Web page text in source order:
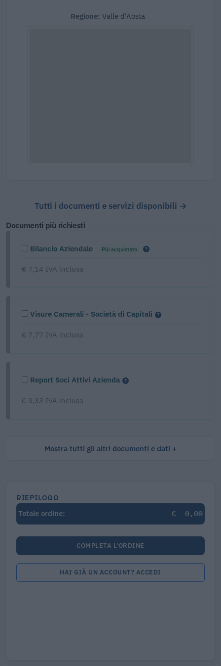
Regione: Valle d'Aosta
Tutti i documenti e servizi disponibili →
Documenti più richiesti
Bilancio Aziendale Più acquistato
€ 7,14 IVA inclusa
Visure Camerali - Società di Capitali
€ 7,77 IVA inclusa
Report Soci Attivi Azienda
€ 3,33 IVA inclusa
Mostra tutti gli altri documenti e dati
RIEPILOGO
Totale ordine:
€ 0,00
COMPLETA L'ORDINE
HAI GIÀ UN ACCOUNT? ACCEDI